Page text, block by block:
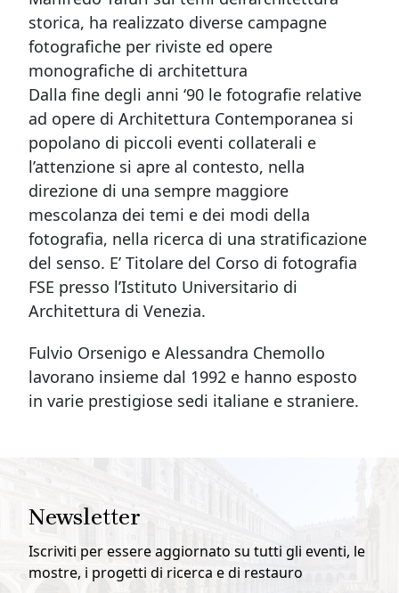
storica, ha realizzato diverse campagne
fotografiche per riviste ed opere
monografiche di architettura
Dalla fine degli anni ‘90 le fotografie relative
ad opere di Architettura Contemporanea si
popolano di piccoli eventi collaterali e
l’attenzione si apre al contesto, nella
direzione di una sempre maggiore
mescolanza dei temi e dei modi della
fotografia, nella ricerca di una stratificazione
del senso. E’ Titolare del Corso di fotografia
FSE presso l’Istituto Universitario di
Architettura di Venezia.
Fulvio Orsenigo e Alessandra Chemollo
lavorano insieme dal 1992 e hanno esposto
in varie prestigiose sedi italiane e straniere.
Newsletter
Iscriviti per essere aggiornato su tutti gli eventi, le
mostre, i progetti di ricerca e di restauro